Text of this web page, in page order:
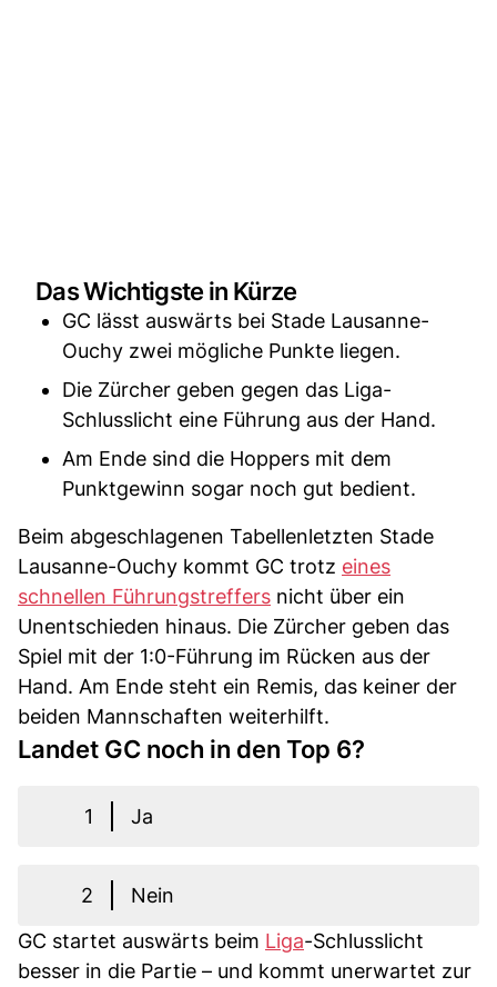
Das Wichtigste in Kürze
GC lässt auswärts bei Stade Lausanne-
Ouchy zwei mögliche Punkte liegen.
Die Zürcher geben gegen das Liga-
Schlusslicht eine Führung aus der Hand.
Am Ende sind die Hoppers mit dem
Punktgewinn sogar noch gut bedient.
Beim abgeschlagenen Tabellenletzten Stade
Lausanne-Ouchy kommt GC trotz eines
schnellen Führungstreffers nicht über ein
Unentschieden hinaus. Die Zürcher geben das
Spiel mit der 1:0-Führung im Rücken aus der
Hand. Am Ende steht ein Remis, das keiner der
beiden Mannschaften weiterhilft.
Landet GC noch in den Top 6?
1 Ja
2
Nein
GC startet auswärts beim Liga-Schlusslicht
besser in die Partie – und kommt unerwartet zur